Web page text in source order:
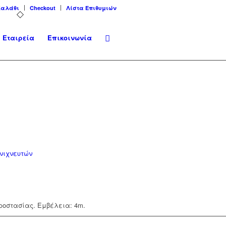
Checkout Λίστα Επιθυμιών
Εταιρεία Επικοινωνία
Εμβέλεια: 4m.